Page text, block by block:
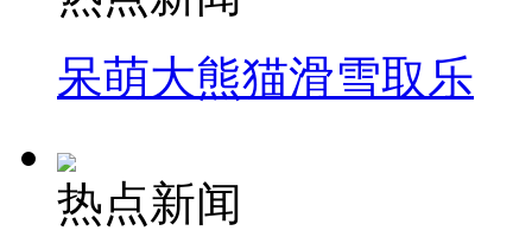
呆萌大熊猫滑雪取乐
热点新闻